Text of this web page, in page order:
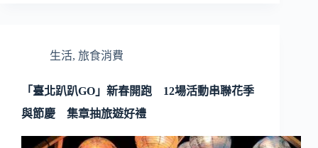
生活, 旅食消費
「臺北趴趴GO」新春開跑 12場活動串聯花季
與節慶 集章抽旅遊好禮